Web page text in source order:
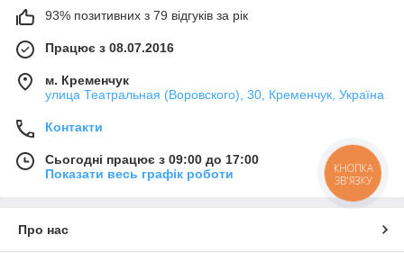
93% позитивних з 79 відгуків за рік
Працює з 08.07.2016
м. Кременчук
улица Театральная (Воровского), 30, Кременчук, Україна
Контакти
Сьогодні працює з 09:00 до 17:00
Показати весь графік роботи
Про нас
КНОПКА
ЗВ'ЯЗКУ